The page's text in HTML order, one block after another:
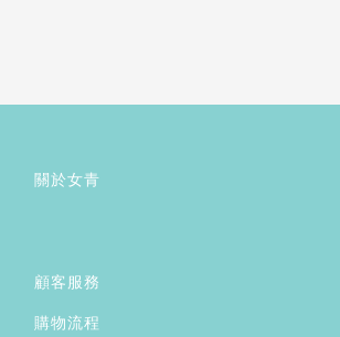
關於女青
顧客服務
購物流程